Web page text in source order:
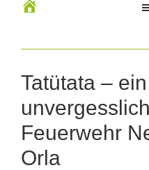
Tatütata – ein
Feuerwehr
Orla